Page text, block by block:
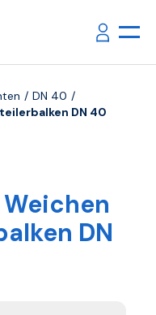
DN 40
DN 40
DN